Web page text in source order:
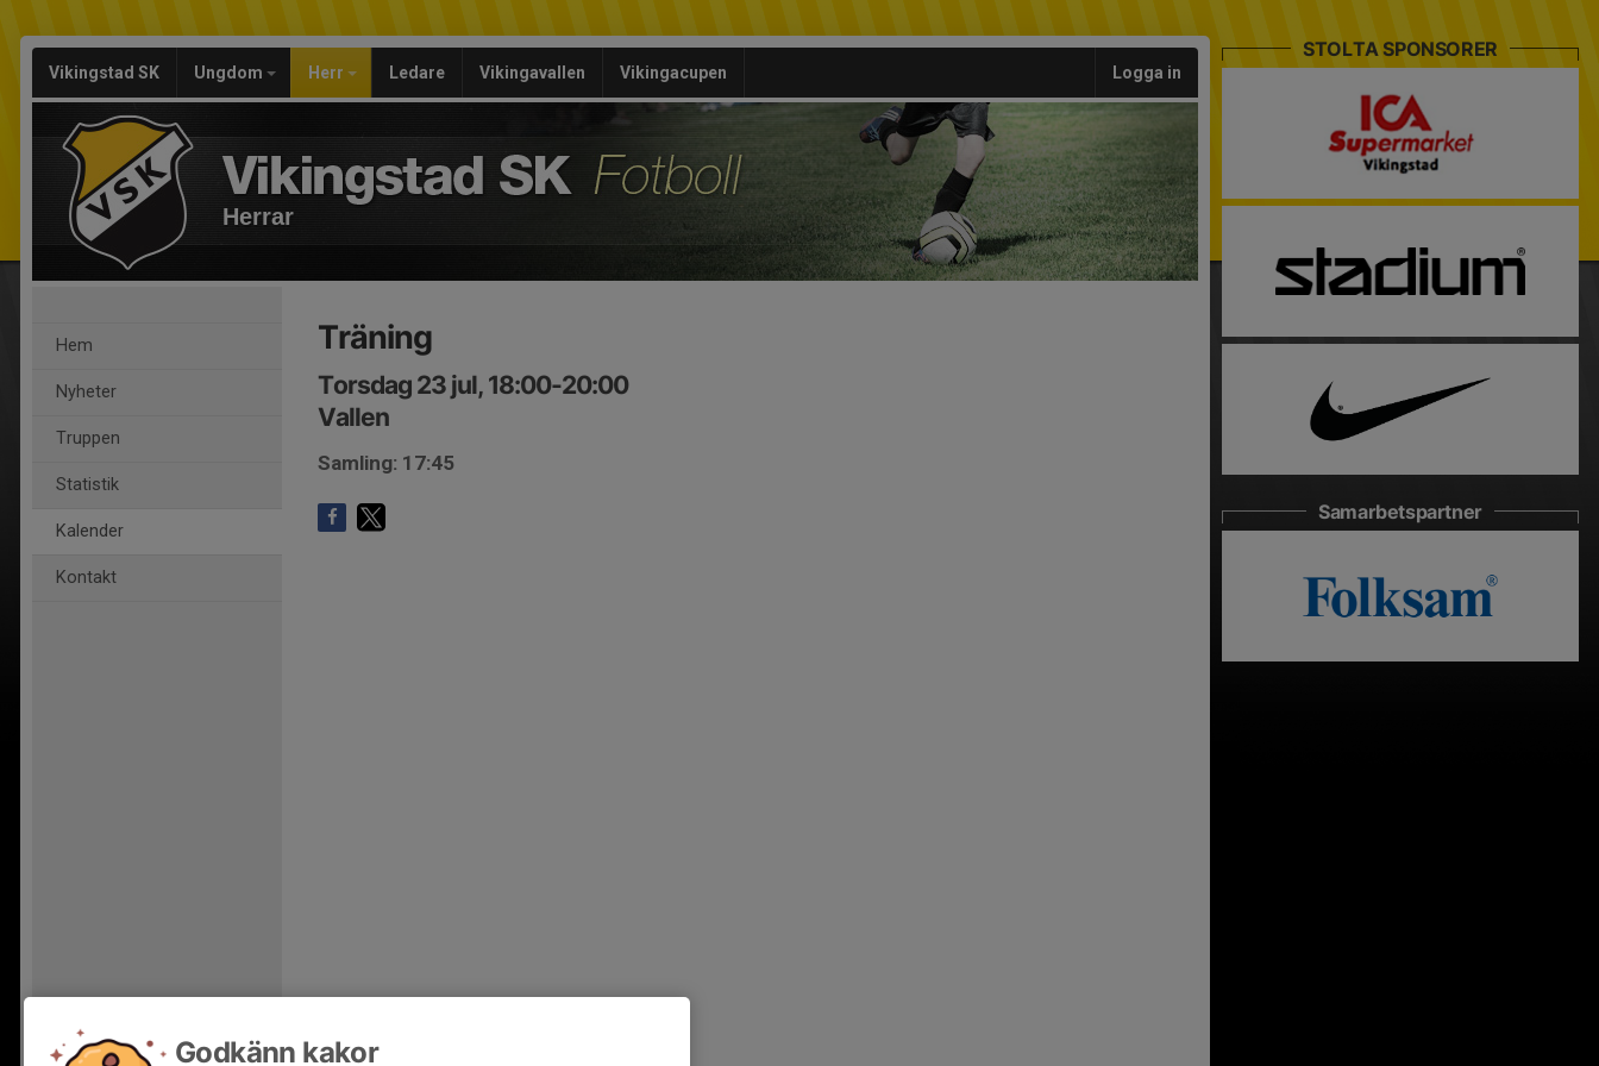
Vikingstad SK Ungdom Herr Ledare Vikingavallen Vikingacupen Logga in
Herrar
Hem
Nyheter
Truppen
Statistik
Kalender
Kontakt
Träning
Torsdag 23 jul, 18:00-20:00
Vallen
Samling: 17:45
STOLTA SPONSORER
Samarbetspartner
Godkänn kakor